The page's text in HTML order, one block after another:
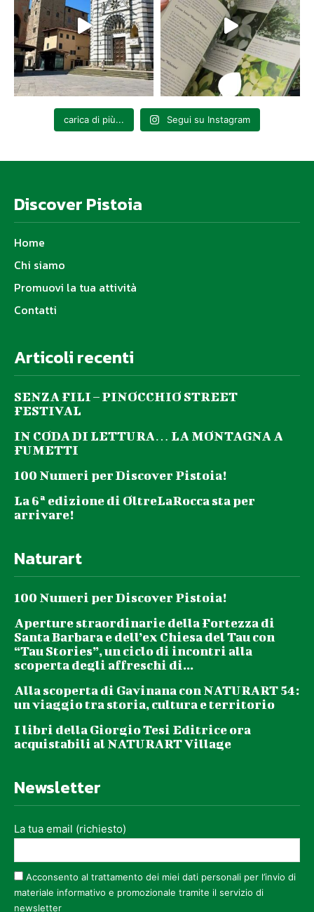
carica di più... Segui su Instagram
Discover Pistoia
Home
Chi siamo
Promuovi la tua attività
Contatti
Articoli recenti
SENZA FILI – PINOCCHIO STREET
FESTIVAL
IN CODA DI LETTURA… LA MONTAGNA A
FUMETTI
100 Numeri per Discover Pistoia!
La 6ª edizione di OltreLaRocca sta per
arrivare!
Naturart
100 Numeri per Discover Pistoia!
Aperture straordinarie della Fortezza di
Santa Barbara e dell’ex Chiesa del Tau con
“Tau Stories”, un ciclo di incontri alla
scoperta degli affreschi di...
Alla scoperta di Gavinana con NATURART 54:
un viaggio tra storia, cultura e territorio
I libri della Giorgio Tesi Editrice ora
acquistabili al NATURART Village
Newsletter
La tua email (richiesto)
Acconsento al trattamento dei miei dati personali per l’invio di
materiale informativo e promozionale tramite il servizio di
newsletter